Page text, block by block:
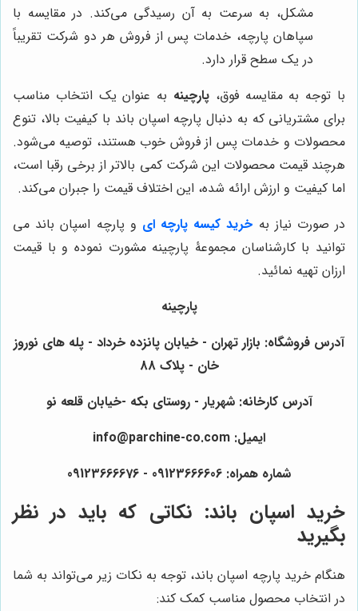
مشکل، به سرعت به آن رسیدگی می‌کند. در مقایسه با
سپاهان پارچه، خدمات پس از فروش هر دو شرکت تقریباً
در یک سطح قرار دارد.
با توجه به مقایسه فوق، پارچینه به عنوان یک انتخاب مناسب
برای مشتریانی که به دنبال پارچه اسپان باند با کیفیت بالا، تنوع
محصولات و خدمات پس از فروش خوب هستند، توصیه می‌شود.
هرچند قیمت محصولات این شرکت کمی بالاتر از برخی رقبا است،
اما کیفیت و ارزش ارائه شده، این اختلاف قیمت را جبران می‌کند.
در صورت نیاز به خرید کیسه پارچه ای و پارچه اسپان باند می
توانید با کارشناسان مجموعۀ پارچینه مشورت نموده و با قیمت
ارزان تهیه نمائید.
پارچینه
آدرس فروشگاه: بازار تهران - خیابان پانزده خرداد - پله های نوروز
خان - پلاک 88
آدرس کارخانه: شهریار - روستای بکه -خیابان قلعه نو
ایمیل: info@parchine-co.com
شماره همراه: 09123666606 - 09123666676
خرید اسپان باند: نکاتی که باید در نظر
بگیرید
هنگام خرید پارچه اسپان باند، توجه به نکات زیر می‌تواند به شما
در انتخاب محصول مناسب کمک کند: